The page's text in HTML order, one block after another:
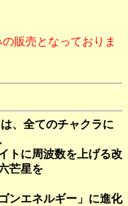
販売となっておりま
、全てのチャクラに
トに周波数を上げる改
芒星を
ンエネルギー」に進化